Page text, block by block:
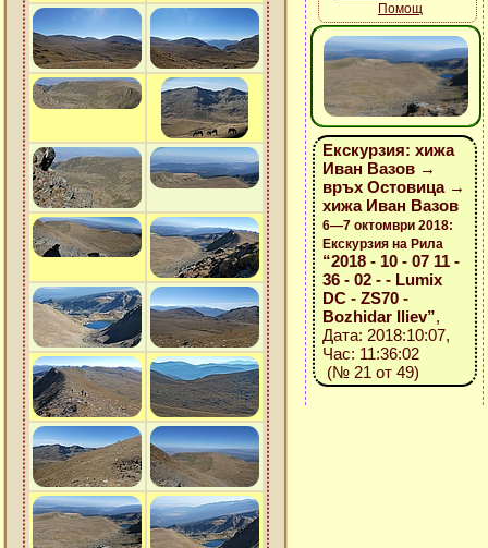
Помощ
Екскурзия: хижа
Иван Вазов →
връх Остовица →
хижа Иван Вазов
6—7 октомври 2018:
Екскурзия на Рила
“2018 - 10 - 07 11 -
36 - 02 - - Lumix
DC - ZS70 -
Bozhidar Iliev”,
Дата: 2018:10:07,
Час: 11:36:02
(№ 21 от 49)